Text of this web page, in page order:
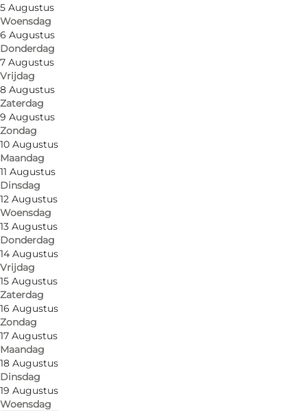
5 Augustus
Woensdag
6 Augustus
Donderdag
7 Augustus
Vrijdag
8 Augustus
Zaterdag
9 Augustus
Zondag
10 Augustus
Maandag
11 Augustus
Dinsdag
12 Augustus
Woensdag
13 Augustus
Donderdag
14 Augustus
Vrijdag
15 Augustus
Zaterdag
16 Augustus
Zondag
17 Augustus
Maandag
18 Augustus
Dinsdag
19 Augustus
Woensdag
My partner, Friends, Children
Foto VisitSilkeborg